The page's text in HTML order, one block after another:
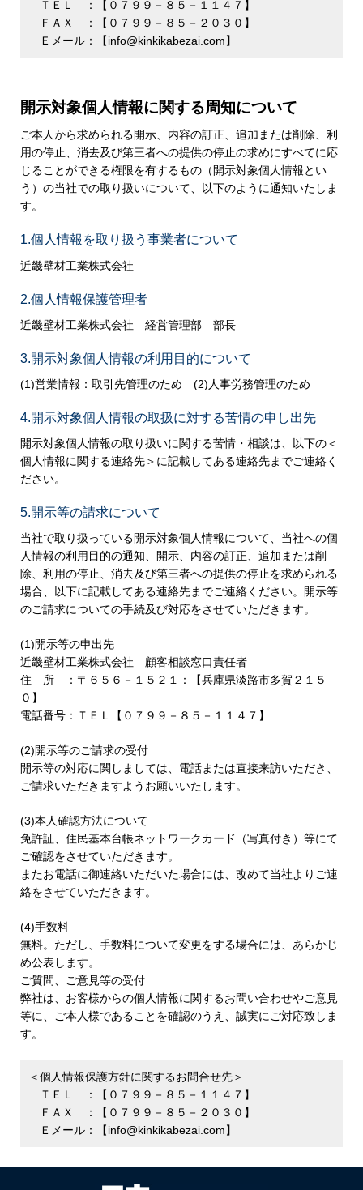
ＴＥＬ ：【０７９９－８５－１１４７】
ＦＡＸ ：【０７９９－８５－２０３０】
Ｅメール：【info@kinkikabezai.com】
開示対象個人情報に関する周知について
ご本人から求められる開示、内容の訂正、追加または削除、利
用の停止、消去及び第三者への提供の停止の求めにすべてに応
じることができる権限を有するもの（開示対象個人情報とい
う）の当社での取り扱いについて、以下のように通知いたしま
す。
1.個人情報を取り扱う事業者について
近畿壁材工業株式会社
2.個人情報保護管理者
近畿壁材工業株式会社 経営管理部 部長
3.開示対象個人情報の利用目的について
(1)営業情報：取引先管理のため (2)人事労務管理のため
4.開示対象個人情報の取扱に対する苦情の申し出先
開示対象個人情報の取り扱いに関する苦情・相談は、以下の＜
個人情報に関する連絡先＞に記載してある連絡先までご連絡く
ださい。
5.開示等の請求について
当社で取り扱っている開示対象個人情報について、当社への個
人情報の利用目的の通知、開示、内容の訂正、追加または削
除、利用の停止、消去及び第三者への提供の停止を求められる
場合、以下に記載してある連絡先までご連絡ください。開示等
のご請求についての手続及び対応をさせていただきます。
(1)開示等の申出先
近畿壁材工業株式会社 顧客相談窓口責任者
住 所 ：〒６５６－１５２１：【兵庫県淡路市多賀２１５
０】
電話番号：ＴＥＬ【０７９９－８５－１１４７】
(2)開示等のご請求の受付
開示等の対応に関しましては、電話または直接来訪いただき、
ご請求いただきますようお願いいたします。
(3)本人確認方法について
免許証、住民基本台帳ネットワークカード（写真付き）等にて
ご確認をさせていただきます。
またお電話に御連絡いただいた場合には、改めて当社よりご連
絡をさせていただきます。
(4)手数料
無料。ただし、手数料について変更をする場合には、あらかじ
め公表します。
ご質問、ご意見等の受付
弊社は、お客様からの個人情報に関するお問い合わせやご意見
等に、ご本人様であることを確認のうえ、誠実にご対応致しま
す。
＜個人情報保護方針に関するお問合せ先＞
ＴＥＬ ：【０７９９－８５－１１４７】
ＦＡＸ ：【０７９９－８５－２０３０】
Ｅメール：【info@kinkikabezai.com】